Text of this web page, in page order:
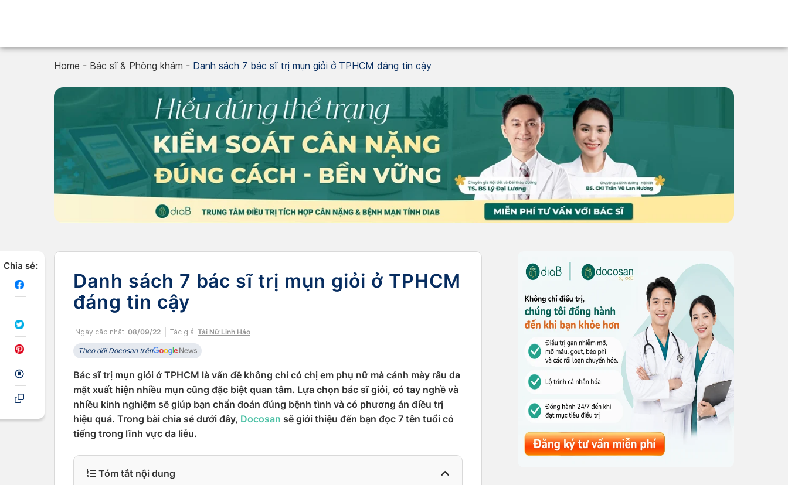
Home - Bác sĩ & Phòng khám - Danh sách 7 bác sĩ trị mụn giỏi ở TPHCM đáng tin cậy
Chia sẻ:
Danh sách 7 bác sĩ trị mụn giỏi ở TPHCM
đáng tin cậy
Ngày cập nhật: 08/09/22 Tác giả: Tài Nữ Linh Hảo
Theo dõi Docosan trên
Bác sĩ trị mụn giỏi ở TPHCM là vấn đề không chỉ có chị em phụ nữ mà cánh mày râu da
mặt xuất hiện nhiều mụn cũng đặc biệt quan tâm. Lựa chọn bác sĩ giỏi, có tay nghề và
nhiều kinh nghiệm sẽ giúp bạn chẩn đoán đúng bệnh tình và có phương án điều trị
hiệu quả. Trong bài chia sẻ dưới đây, Docosan sẽ giới thiệu đến bạn đọc 7 tên tuổi có
tiếng trong lĩnh vực da liễu.
Tóm tắt nội dung